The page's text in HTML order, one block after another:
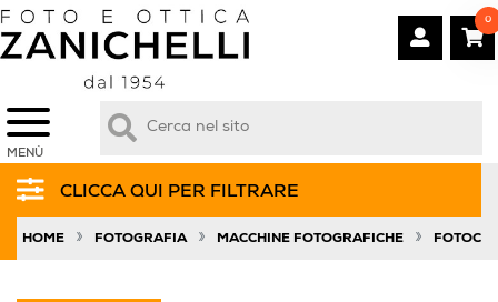
MENÙ
0
CLICCA QUI PER FILTRARE
HOME » FOTOGRAFIA » MACCHINE FOTOGRAFICHE »